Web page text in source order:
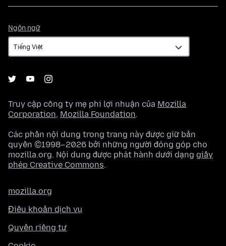
Ngôn ngữ
ngữ
Truy cập công ty mẹ phi lợi nhuận của Mozilla
Corporation, Mozilla Foundation.
Các phần nội dung trong trang này được giữ bản
quyền ©1998–2026 bởi những người đóng góp cho
mozilla.org. Nội dung được phát hành dưới dạng giấy
phép Creative Commons.
mozilla.org
Điều khoản dịch vụ
Quyền riêng tư